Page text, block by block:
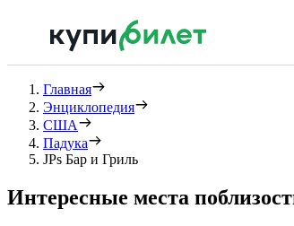
Главная
Энциклопедия
США
Падука
JPs Бар и Гриль
Интересные места